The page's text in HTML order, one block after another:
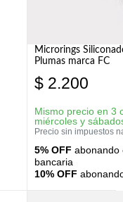
Microrings
Plumas marca FC
$ 2.200
Mismo precio en 3
miércoles y
Precio sin impuestos
5% OFF abonando
bancaria
10% OFF